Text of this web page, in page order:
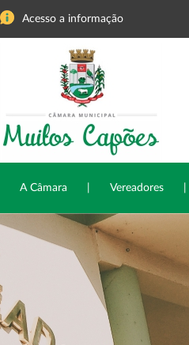
Acesso a informação
A Câmara Vereadores